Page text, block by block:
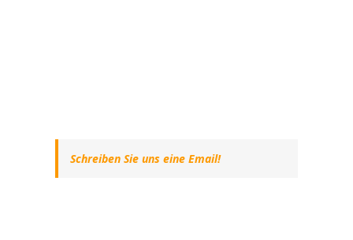
Schreiben Sie uns eine Email!